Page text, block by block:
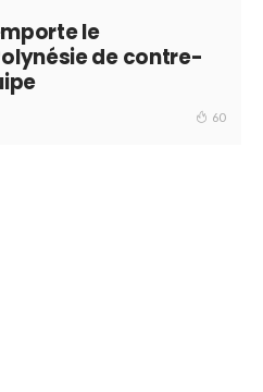
le
de contre-
60